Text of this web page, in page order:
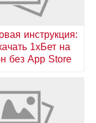
инструкция:
1хБет на
без App Store